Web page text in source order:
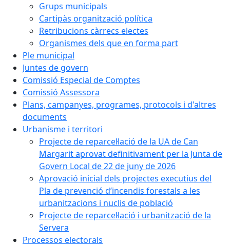
Grups municipals
Cartipàs organització política
Retribucions càrrecs electes
Organismes dels que en forma part
Ple municipal
Juntes de govern
Comissió Especial de Comptes
Comissió Assessora
Plans, campanyes, programes, protocols i d'altres
documents
Urbanisme i territori
Projecte de reparcel·lació de la UA de Can
Margarit aprovat definitivament per la Junta de
Govern Local de 22 de juny de 2026
Aprovació inicial dels projectes executius del
Pla de prevenció d’incendis forestals a les
urbanitzacions i nuclis de població
Projecte de reparcel·lació i urbanització de la
Servera
Processos electorals